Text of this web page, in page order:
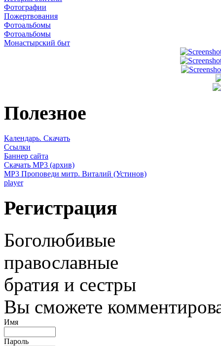
Фотографии
Пожертвования
Фотоальбомы
Фотоальбомы
Монастырский быт
Полезное
Календарь. Скачать
Ссылки
Баннер сайта
Скачать MP3 (архив)
MP3 Проповеди митр. Виталий (Устинов)
player
Регистрация
Боголюбивые
православные
братия и сестры
Вы сможете
Имя
Пароль